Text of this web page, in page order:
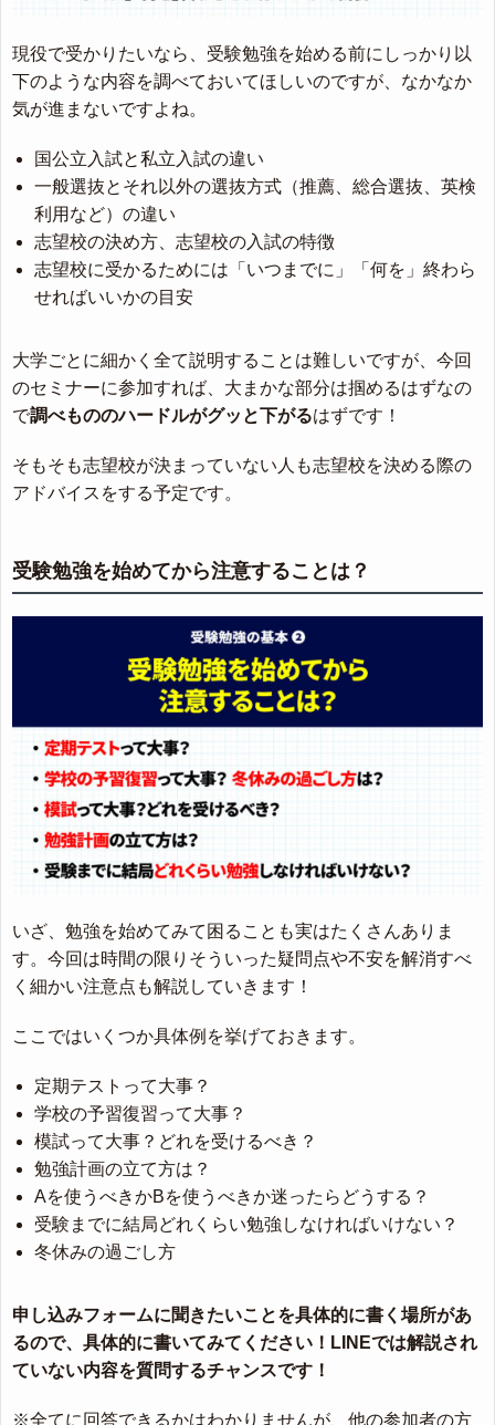
現役で受かりたいなら、受験勉強を始める前にしっかり以
下のような内容を調べておいてほしいのですが、なかなか
気が進まないですよね。
国公立入試と私立入試の違い
一般選抜とそれ以外の選抜方式（推薦、総合選抜、英検
利用など）の違い
志望校の決め方、志望校の入試の特徴
志望校に受かるためには「いつまでに」「何を」終わら
せればいいかの目安
大学ごとに細かく全て説明することは難しいですが、今回
のセミナーに参加すれば、大まかな部分は掴めるはずなの
で調べもののハードルがグッと下がるはずです！
そもそも志望校が決まっていない人も志望校を決める際の
アドバイスをする予定です。
受験勉強を始めてから注意することは？
いざ、勉強を始めてみて困ることも実はたくさんありま
す。今回は時間の限りそういった疑問点や不安を解消すべ
く細かい注意点も解説していきます！
ここではいくつか具体例を挙げておきます。
定期テストって大事？
学校の予習復習って大事？
模試って大事？どれを受けるべき？
勉強計画の立て方は？
Aを使うべきかBを使うべきか迷ったらどうする？
受験までに結局どれくらい勉強しなければいけない？
冬休みの過ごし方
申し込みフォームに聞きたいことを具体的に書く場所があ
るので、具体的に書いてみてください！LINEでは解説され
ていない内容を質問するチャンスです！
※全てに回答できるかはわかりませんが、他の参加者の方